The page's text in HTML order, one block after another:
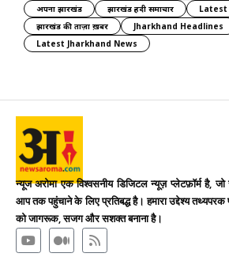
अपना झारखंड
झारखंड हिंदी समाचार
Latest
झारखंड की ताज़ा ख़बर
Jharkhand Headlines
Latest Jharkhand News
न्यूज अरोमा एक विश्वसनीय डिजिटल न्यूज़ प्लेटफ़ॉर्म है,
आप तक पहुंचाने के लिए प्रतिबद्ध है। हमारा उद्देश्य
को जागरूक, सजग और सशक्त बनाना है।